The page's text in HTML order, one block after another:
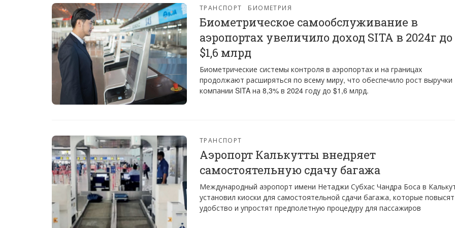
ТРАНСПОРТ БИОМЕТРИЯ
Биометрическое самообслуживание в
аэропортах увеличило доход SITA в 2024г до
$1,6 млрд
Биометрические системы контроля в аэропортах и на границах
продолжают расширяться по всему миру, что обеспечило рост выручки
компании SITA на 8,3% в 2024 году до $1,6 млрд.
ТРАНСПОРТ
Аэропорт Калькутты внедряет
самостоятельную сдачу багажа
Международный аэропорт имени Нетаджи Субхас Чандра Боса в
установил киоски для самостоятельной сдачи багажа, которые повысят
удобство и упростят предполетную процедуру для пассажиров